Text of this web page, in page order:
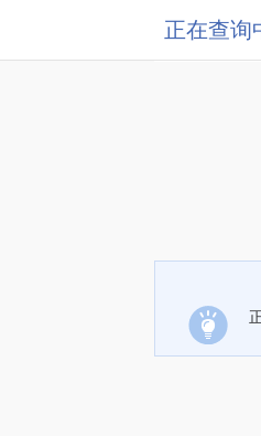
正在查询